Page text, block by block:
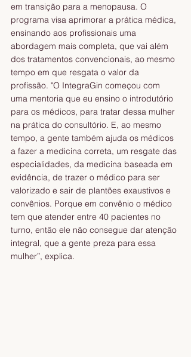
em transição para a menopausa. O
programa visa aprimorar a prática médica,
ensinando aos profissionais uma
abordagem mais completa, que vai além
dos tratamentos convencionais, ao mesmo
tempo em que resgata o valor da
profissão. "O IntegraGin começou com
uma mentoria que eu ensino o introdutório
para os médicos, para tratar dessa mulher
na prática do consultório. E, ao mesmo
tempo, a gente também ajuda os médicos
a fazer a medicina correta, um resgate das
especialidades, da medicina baseada em
evidência, de trazer o médico para ser
valorizado e sair de plantões exaustivos e
convênios. Porque em convênio o médico
tem que atender entre 40 pacientes no
turno, então ele não consegue dar atenção
integral, que a gente preza para essa
mulher”, explica.